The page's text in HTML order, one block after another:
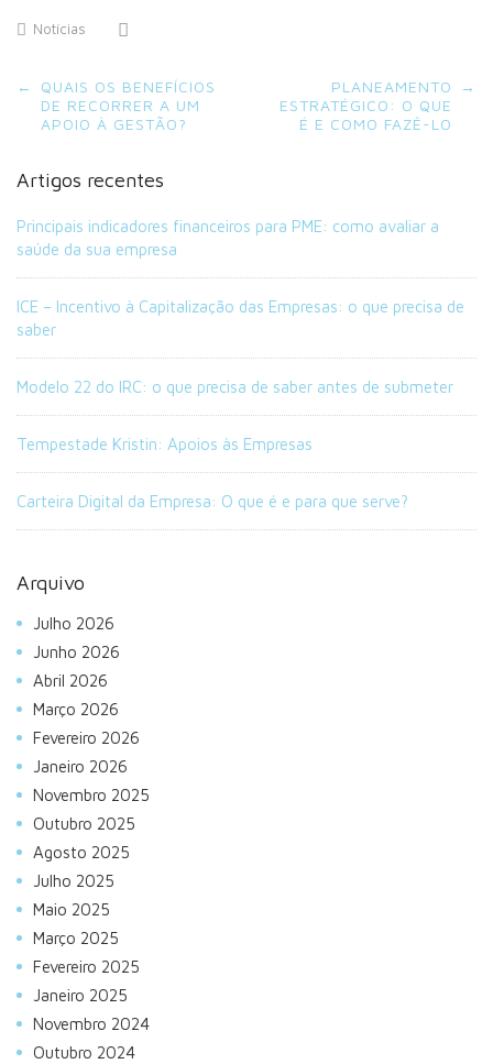
Notícias
Post
navigation
←
QUAIS OS BENEFÍCIOS
DE RECORRER A UM
APOIO À GESTÃO?
PLANEAMENTO
ESTRATÉGICO: O QUE
É E COMO FAZÊ-LO
→
Artigos recentes
Principais indicadores financeiros para PME: como avaliar a
saúde da sua empresa
ICE – Incentivo à Capitalização das Empresas: o que precisa de
saber
Modelo 22 do IRC: o que precisa de saber antes de submeter
Tempestade Kristin: Apoios às Empresas
Carteira Digital da Empresa: O que é e para que serve?
Arquivo
Julho 2026
Junho 2026
Abril 2026
Março 2026
Fevereiro 2026
Janeiro 2026
Novembro 2025
Outubro 2025
Agosto 2025
Julho 2025
Maio 2025
Março 2025
Fevereiro 2025
Janeiro 2025
Novembro 2024
Outubro 2024